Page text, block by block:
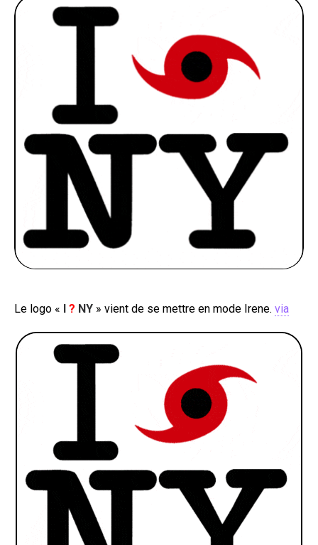
FOOD
BONS PLANS
SOUTENEZ KULTT
Le logo « I ? NY » vient de se mettre en mode Irene. via